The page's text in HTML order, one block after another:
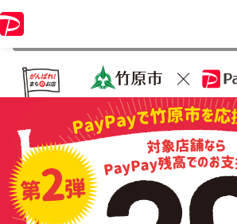
の情報はキャンペーン終了時点のものになります。